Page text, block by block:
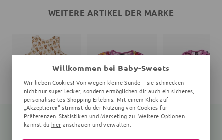
WEITERE ARTIKEL DER MARKE
Willkommen bei Baby-Sweets
Wir lieben Cookies! Von wegen kleine Sünde – sie schmecken
nicht nur super lecker, sondern ermöglichen dir auch ein sicheres,
personalisiertes Shopping-Erlebnis. Mit einem Klick auf
„Akzeptieren“ stimmst du der Nutzung von Cookies für
Präferenzen, Statistiken und Marketing zu. Weitere Optionen
kannst du hier anschauen und verwalten.